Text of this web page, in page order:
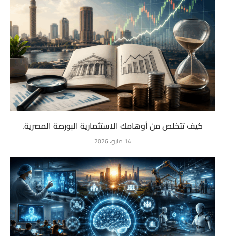
كيف تتخلص من أوهامك الاستثمارية البورصة المصرية.
14 مايو، 2026